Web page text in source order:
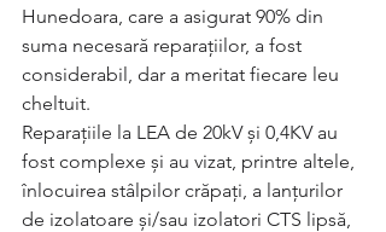
Hunedoara, care a asigurat 90% din
suma necesară reparațiilor, a fost
considerabil, dar a meritat fiecare leu
cheltuit.
Reparațiile la LEA de 20kV și 0,4KV au
fost complexe și au vizat, printre altele,
înlocuirea stâlpilor crăpați, a lanțurilor
de izolatoare și/sau izolatori CTS lipsă,